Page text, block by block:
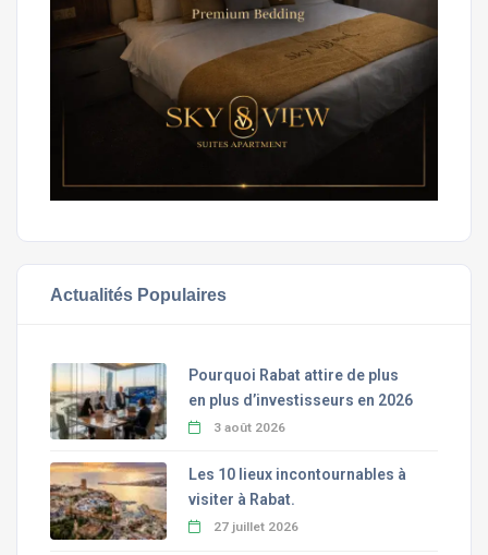
Actualités Populaires
Pourquoi Rabat attire de plus
en plus d’investisseurs en 2026
3 août 2026
Les 10 lieux incontournables à
visiter à Rabat.
27 juillet 2026